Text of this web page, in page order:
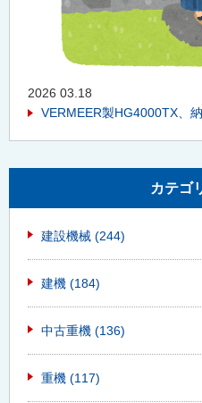
2026 03.18
VERMEER製HG4000TX、
カテゴ
建設機械 (244)
建機 (184)
中古重機 (136)
重機 (117)